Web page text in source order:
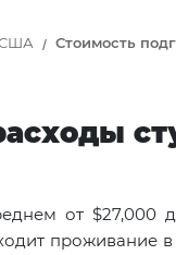
США Стоимость
от $27,000